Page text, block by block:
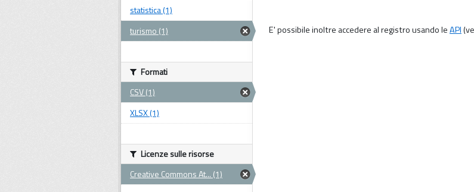
E' possibile inoltre accedere al registro usando leAPI
statistica (1)
turismo (1)
Formati
CSV (1)
XLSX (1)
Licenze sulle risorse
Creative Commons At... (1)